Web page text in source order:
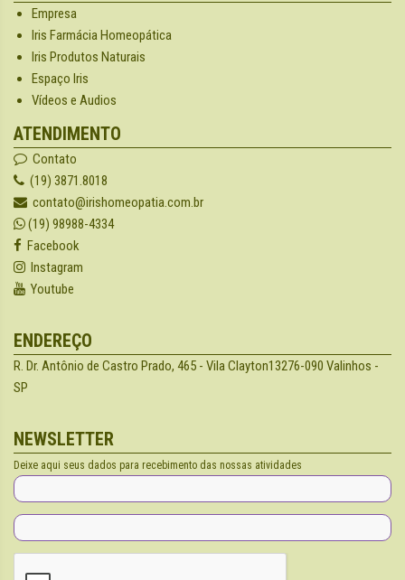
Empresa
Iris Farmácia Homeopática
Iris Produtos Naturais
Espaço Iris
Vídeos e Audios
ATENDIMENTO
Contato
(19) 3871.8018
contato@irishomeopatia.com.br
(19) 98988-4334
Facebook
Instagram
Youtube
ENDEREÇO
R. Dr. Antônio de Castro Prado, 465 - Vila Clayton13276-090 Valinhos -
SP
NEWSLETTER
Deixe aqui seus dados para recebimento das nossas atividades